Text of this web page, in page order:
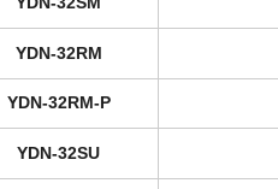
YDN-32RM
YDN-32RM-P
YDN-32SU